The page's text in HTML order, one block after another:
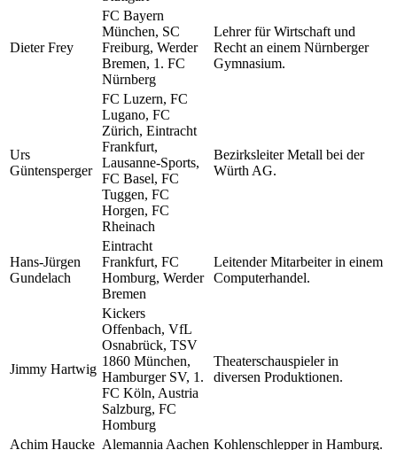
Dieter Frey
FC Bayern
München, SC
Freiburg, Werder
Bremen, 1. FC
Nürnberg
Lehrer für Wirtschaft und
Recht an einem Nürnberger
Gymnasium.
Urs
Güntensperger
FC Luzern, FC
Lugano, FC
Zürich, Eintracht
Frankfurt,
Lausanne-Sports,
FC Basel, FC
Tuggen, FC
Horgen, FC
Rheinach
Bezirksleiter Metall bei der
Würth AG.
Hans-Jürgen
Gundelach
Eintracht
Frankfurt, FC
Homburg, Werder
Bremen
Leitender Mitarbeiter in einem
Computerhandel.
Jimmy Hartwig
Kickers
Offenbach, VfL
Osnabrück, TSV
1860 München,
Hamburger SV, 1.
FC Köln, Austria
Salzburg, FC
Homburg
Theaterschauspieler in
diversen Produktionen.
Achim Haucke Alemannia Aachen Kohlenschlepper in Hamburg.